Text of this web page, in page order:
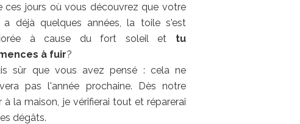
ces jours où vous découvrez que votre
a déjà quelques années, la toile s'est
à cause du fort soleil et tu
à fuir?
sûr que vous avez pensé : cela ne
pas l'année prochaine. Dès notre
à la maison, je vérifierai tout et réparerai
dégâts.